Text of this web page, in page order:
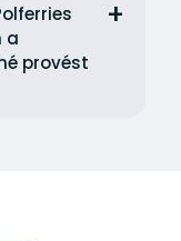
a
provést